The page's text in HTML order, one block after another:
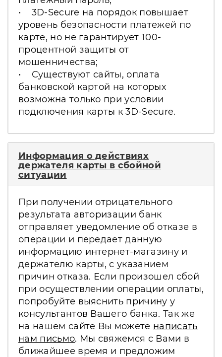
• 3D-Secure на порядок повышает
уровень безопасности платежей по
карте, но не гарантирует 100-
процентной защиты от
мошенничества;
• Существуют сайты, оплата
банковской картой на которых
возможна только при условии
подключения карты к 3D-Secure.
Информация о действиях
держателя карты в сбойной
ситуации
При получении отрицательного
результата авторизации банк
отправляет уведомление об отказе в
операции и передает данную
информацию интернет-магазину и
держателю карты, с указанием
причин отказа. Если произошел сбой
при осуществлении операции оплаты,
попробуйте выяснить причину у
консультантов Вашего банка. Так же
на нашем сайте Вы можете написать
нам письмо. Мы свяжемся с Вами в
ближайшее время и предложим